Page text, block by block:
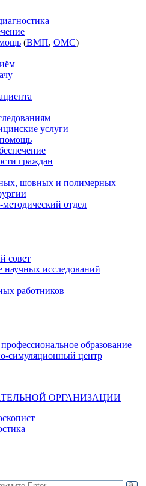
(ВМП, ОМС)
услуги
граждан
шовных и полимерных
отдел
совет
научных исследований
работников
образование
симуляционный центр
ОРГАНИЗАЦИИ